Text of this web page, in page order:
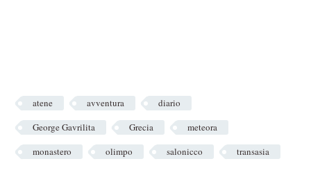
atene avventura
diario
George Gavrilita
Grecia
meteora
monastero
olimpo salonicco transasia